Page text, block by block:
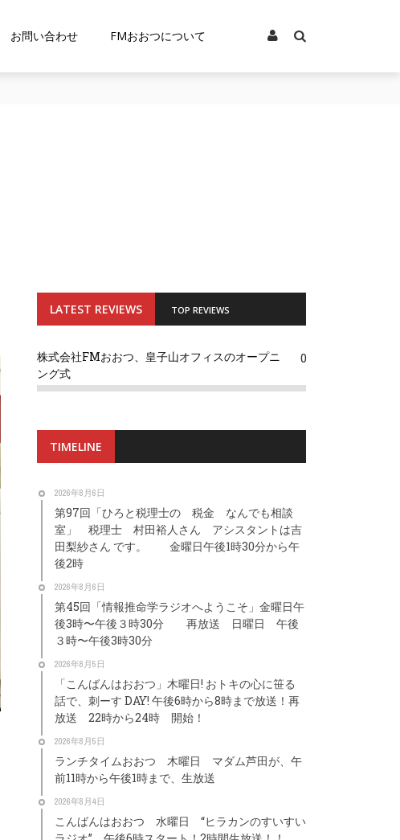
お問い合わせ FMおおつについて
LATEST REVIEWS TOP REVIEWS
株式会社FMおおつ、皇子山オフィスのオープニ
ング式
0
TIMELINE
2026年8月6日
第97回「ひろと税理士の 税金 なんでも相談
室」 税理士 村田裕人さん アシスタントは吉
田梨紗さん です。 金曜日午後1時30分から午
後2時
2026年8月6日
第45回「情報推命学ラジオへようこそ」金曜日午
後3時〜午後３時30分 再放送 日曜日 午後
３時〜午後3時30分
2026年8月5日
「こんばんはおおつ」木曜日! おトキの心に笹る
話で、刺ーす DAY! 午後6時から8時まで放送！再
放送 22時から24時 開始！
2026年8月5日
ランチタイムおおつ 木曜日 マダム芦田が、午
前11時から午後1時まで、生放送
2026年8月4日
こんばんはおおつ 水曜日 “ヒラカンのすいすい